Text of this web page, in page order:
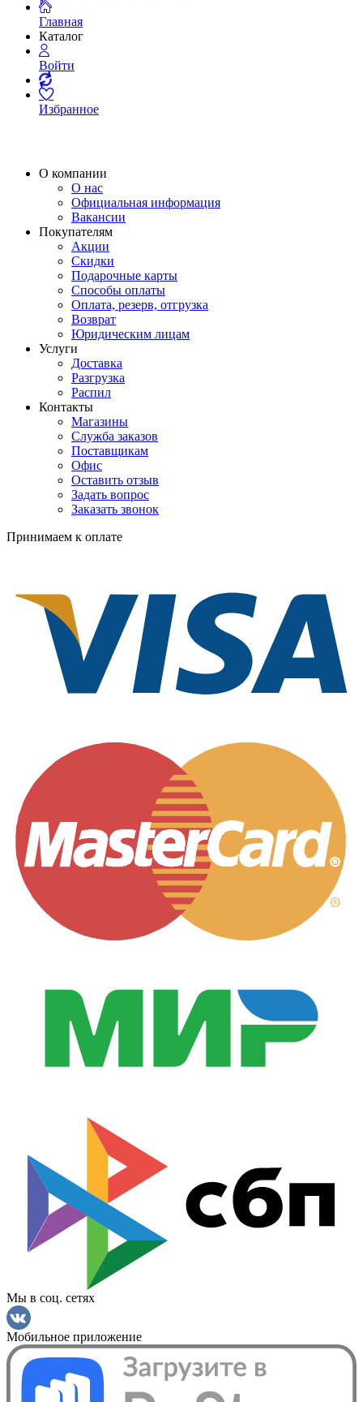
Главная
Каталог
Войти
Избранное
О компании
О нас
Официальная информация
Вакансии
Покупателям
Акции
Скидки
Подарочные карты
Способы оплаты
Оплата, резерв, отгрузка
Возврат
Юридическим лицам
Услуги
Доставка
Разгрузка
Распил
Контакты
Магазины
Служба заказов
Поставщикам
Офис
Оставить отзыв
Задать вопрос
Заказать звонок
Принимаем к оплате
Мы в соц. сетях
Мобильное приложение